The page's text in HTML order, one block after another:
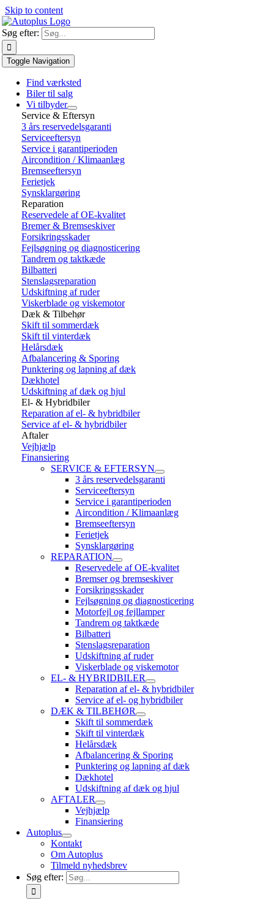
Skip to content
Søg efter:
Toggle Navigation
Find værksted
Biler til salg
Vi tilbyder
Service & Eftersyn
3 års reservedelsgaranti
Serviceeftersyn
Service i garantiperioden
Aircondition / Klimaanlæg
Bremseeftersyn
Ferietjek
Synsklargøring
Reparation
Reservedele af OE-kvalitet
Bremer & Bremseskiver
Forsikringsskader
Fejlsøgning og diagnosticering
Tandrem og taktkæde
Bilbatteri
Stenslagsreparation
Udskiftning af ruder
Viskerblade og viskemotor
Dæk & Tilbehør
Skift til sommerdæk
Skift til vinterdæk
Helårsdæk
Afbalancering & Sporing
Punktering og lapning af dæk
Dækhotel
Udskiftning af dæk og hjul
El- & Hybridbiler
Reparation af el- & hybridbiler
Service af el- & hybridbiler
Aftaler
Vejhjælp
Finansiering
SERVICE & EFTERSYN
3 års reservedelsgaranti
Serviceeftersyn
Service i garantiperioden
Aircondition / Klimaanlæg
Bremseeftersyn
Ferietjek
Synsklargøring
REPARATION
Reservedele af OE-kvalitet
Bremser og bremseskiver
Forsikringsskader
Fejlsøgning og diagnosticering
Motorfejl og fejllamper
Tandrem og taktkæde
Bilbatteri
Stenslagsreparation
Udskiftning af ruder
Viskerblade og viskemotor
EL- & HYBRIDBILER
Reparation af el- & hybridbiler
Service af el- og hybridbiler
DÆK & TILBEHØR
Skift til sommerdæk
Skift til vinterdæk
Helårsdæk
Afbalancering & Sporing
Punktering og lapning af dæk
Dækhotel
Udskiftning af dæk og hjul
AFTALER
Vejhjælp
Finansiering
Autoplus
Kontakt
Om Autoplus
Tilmeld nyhedsbrev
Søg efter: